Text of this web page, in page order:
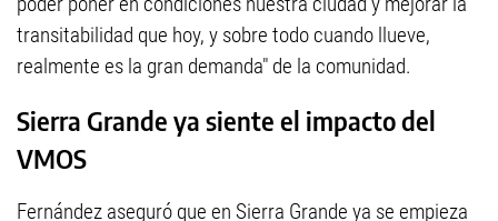
transitabilidad que hoy, y sobre todo cuando llueve,
realmente es la gran demanda" de la comunidad.
Sierra Grande ya siente el impacto del
VMOS
Fernández aseguró que en Sierra Grande ya se empieza